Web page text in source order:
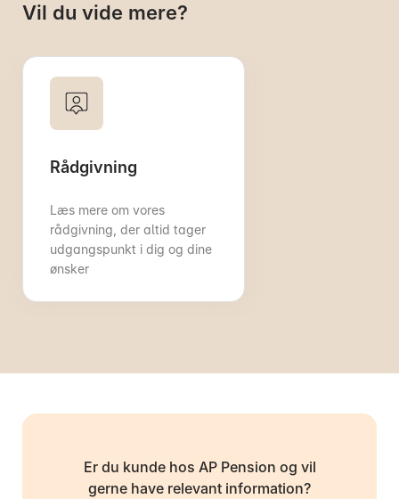
Vil du vide mere?
Rådgivning
Læs mere om vores
rådgivning, der altid tager
udgangspunkt i dig og dine
ønsker
Er du kunde hos AP Pension og vil
gerne have relevant information?